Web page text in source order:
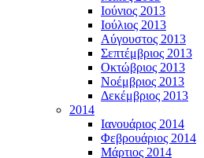
Ιούνιος 2013
Ιούλιος 2013
Αύγουστος 2013
Σεπτέμβριος 2013
Οκτώβριος 2013
Νοέμβριος 2013
Δεκέμβριος 2013
2014
Ιανουάριος 2014
Φεβρουάριος 2014
Μάρτιος 2014